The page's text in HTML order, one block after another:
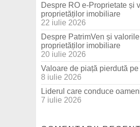
Despre RO e-Proprietate și
proprietăților imobiliare
22 iulie 2026
Despre PatrimVen și valorile
proprietăților imobiliare
20 iulie 2026
Valoare de piață pierdută pe
8 iulie 2026
Liderul care conduce
7 iulie 2026